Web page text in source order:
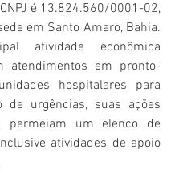
é 13.824.560/0001-02,
em Santo Amaro, Bahia.
atividade econômica
atendimentos em pronto-
hospitalares para
de urgências, suas ações
permeiam um elenco de
atividades de apoio